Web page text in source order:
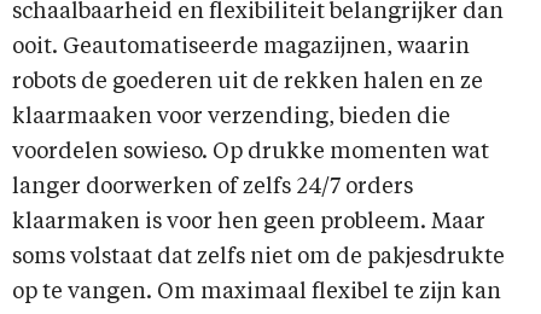
schaalbaarheid en flexibiliteit belangrijker dan
ooit. Geautomatiseerde magazijnen, waarin
robots de goederen uit de rekken halen en ze
klaarmaaken voor verzending, bieden die
voordelen sowieso. Op drukke momenten wat
langer doorwerken of zelfs 24/7 orders
klaarmaken is voor hen geen probleem. Maar
soms volstaat dat zelfs niet om de pakjesdrukte
op te vangen. Om maximaal flexibel te zijn kan